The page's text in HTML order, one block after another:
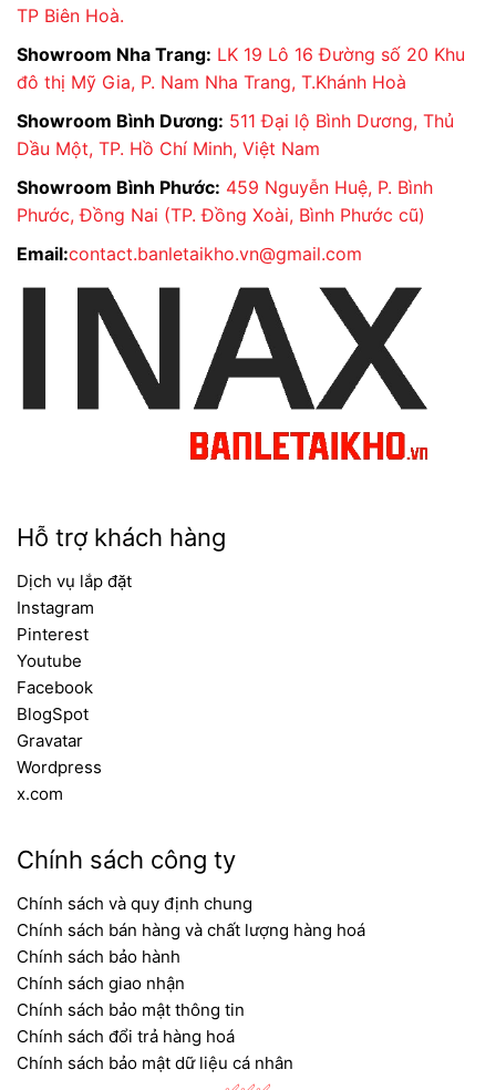
TP Biên Hoà.
Showroom Nha Trang: LK 19 Lô 16 Đường số 20 Khu
đô thị Mỹ Gia, P. Nam Nha Trang, T.Khánh Hoà
Showroom Bình Dương: 511 Đại lộ Bình Dương, Thủ
Dầu Một, TP. Hồ Chí Minh, Việt Nam
Showroom Bình Phước: 459 Nguyễn Huệ, P. Bình
Phước, Đồng Nai (TP. Đồng Xoài, Bình Phước cũ)
Email:contact.banletaikho.vn@gmail.com
Hỗ trợ khách hàng
Dịch vụ lắp đặt
Instagram
Pinterest
Youtube
Facebook
BlogSpot
Gravatar
Wordpress
x.com
Chính sách công ty
Chính sách và quy định chung
Chính sách bán hàng và chất lượng hàng hoá
Chính sách bảo hành
Chính sách giao nhận
Chính sách bảo mật thông tin
Chính sách đổi trả hàng hoá
Chính sách bảo mật dữ liệu cá nhân